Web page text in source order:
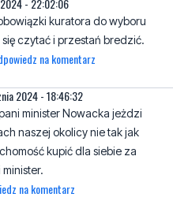
2024 - 18:46:32
minister Nowacka jeżdzi
kupić dla siebie za
na komentarz
2024 - 18:52:08
i ciastkami jak komunistka z